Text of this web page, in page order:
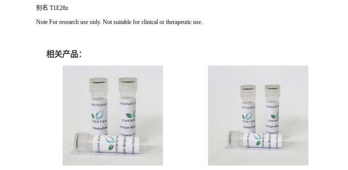
别名 T1E28z
Note For research use only. Not suitable for clinical or therapeutic use.
相关产品：